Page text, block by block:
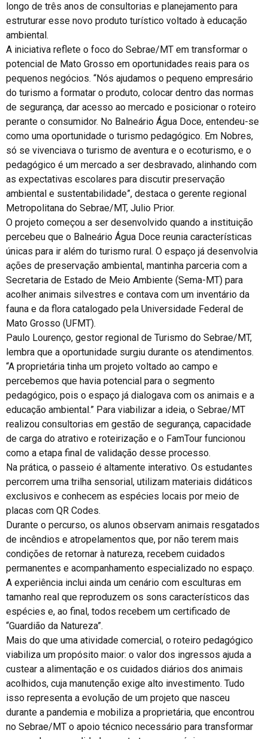
longo de três anos de consultorias e planejamento para
estruturar esse novo produto turístico voltado à educação
ambiental.
A iniciativa reflete o foco do Sebrae/MT em transformar o
potencial de Mato Grosso em oportunidades reais para os
pequenos negócios. “Nós ajudamos o pequeno empresário
do turismo a formatar o produto, colocar dentro das normas
de segurança, dar acesso ao mercado e posicionar o roteiro
perante o consumidor. No Balneário Água Doce, entendeu-se
como uma oportunidade o turismo pedagógico. Em Nobres,
só se vivenciava o turismo de aventura e o ecoturismo, e o
pedagógico é um mercado a ser desbravado, alinhando com
as expectativas escolares para discutir preservação
ambiental e sustentabilidade”, destaca o gerente regional
Metropolitana do Sebrae/MT, Julio Prior.
O projeto começou a ser desenvolvido quando a instituição
percebeu que o Balneário Água Doce reunia características
únicas para ir além do turismo rural. O espaço já desenvolvia
ações de preservação ambiental, mantinha parceria com a
Secretaria de Estado de Meio Ambiente (Sema-MT) para
acolher animais silvestres e contava com um inventário da
fauna e da flora catalogado pela Universidade Federal de
Mato Grosso (UFMT).
Paulo Lourenço, gestor regional de Turismo do Sebrae/MT,
lembra que a oportunidade surgiu durante os atendimentos.
“A proprietária tinha um projeto voltado ao campo e
percebemos que havia potencial para o segmento
pedagógico, pois o espaço já dialogava com os animais e a
educação ambiental.” Para viabilizar a ideia, o Sebrae/MT
realizou consultorias em gestão de segurança, capacidade
de carga do atrativo e roteirização e o FamTour funcionou
como a etapa final de validação desse processo.
Na prática, o passeio é altamente interativo. Os estudantes
percorrem uma trilha sensorial, utilizam materiais didáticos
exclusivos e conhecem as espécies locais por meio de
placas com QR Codes.
Durante o percurso, os alunos observam animais resgatados
de incêndios e atropelamentos que, por não terem mais
condições de retornar à natureza, recebem cuidados
permanentes e acompanhamento especializado no espaço.
A experiência inclui ainda um cenário com esculturas em
tamanho real que reproduzem os sons característicos das
espécies e, ao final, todos recebem um certificado de
“Guardião da Natureza”.
Mais do que uma atividade comercial, o roteiro pedagógico
viabiliza um propósito maior: o valor dos ingressos ajuda a
custear a alimentação e os cuidados diários dos animais
acolhidos, cuja manutenção exige alto investimento. Tudo
isso representa a evolução de um projeto que nasceu
durante a pandemia e mobiliza a proprietária, que encontrou
no Sebrae/MT o apoio técnico necessário para transformar